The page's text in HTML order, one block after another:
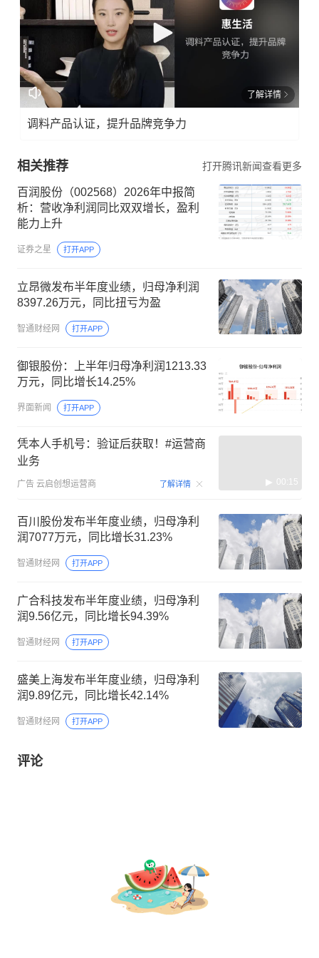
了解详情
调料产品认证，提升品牌竞争力
相关推荐 打开腾讯新闻查看更多
百润股份（002568）2026年中报简
析：营收净利润同比双双增长，盈利
能力上升
证券之星 打开APP
立昂微发布半年度业绩，归母净利润
8397.26万元，同比扭亏为盈
智通财经网 打开APP
御银股份：上半年归母净利润1213.33
万元，同比增长14.25%
界面新闻 打开APP
凭本人手机号：验证后获取！#运营商
业务
广告 云启创想运营商 了解详情 00:15
百川股份发布半年度业绩，归母净利
润7077万元，同比增长31.23%
智通财经网 打开APP
广合科技发布半年度业绩，归母净利
润9.56亿元，同比增长94.39%
智通财经网 打开APP
盛美上海发布半年度业绩，归母净利
润9.89亿元，同比增长42.14%
智通财经网 打开APP
评论